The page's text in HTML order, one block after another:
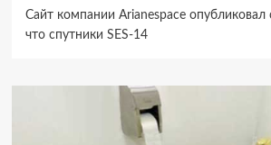
Сайт компании Arianespace
что спутники SES-14